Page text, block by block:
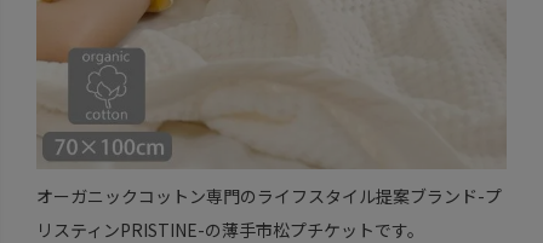
オーガニックコットン専門のライフスタイル提案ブランド-プ
リスティンPRISTINE-の薄手市松プチケットです。